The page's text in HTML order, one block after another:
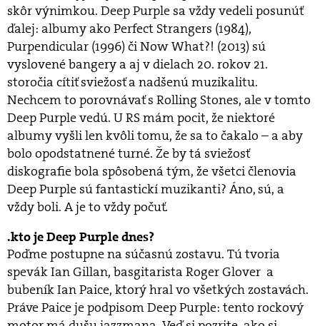
skôr výnimkou. Deep Purple sa vždy vedeli posunúť
ďalej: albumy ako Perfect Strangers (1984),
Purpendicular (1996) či Now What?! (2013) sú
vyslovené bangery a aj v dielach 20. rokov 21.
storočia cítiť sviežosť a nadšenú muzikalitu.
Nechcem to porovnávať s Rolling Stones, ale v tomto
Deep Purple vedú. U RS mám pocit, že niektoré
albumy vyšli len kvôli tomu, že sa to čakalo – a aby
bolo opodstatnené turné. Že by tá sviežosť
diskografie bola spôsobená tým, že všetci členovia
Deep Purple sú fantastickí muzikanti? Áno, sú, a
vždy boli. A je to vždy počuť.
kto je Deep Purple dnes?
Poďme postupne na súčasnú zostavu. Tú tvoria
spevák Ian Gillan, basgitarista Roger Glover a
bubeník Ian Paice, ktorý hral vo všetkých zostavách.
Práve Paice je podpisom Deep Purple: tento rockový